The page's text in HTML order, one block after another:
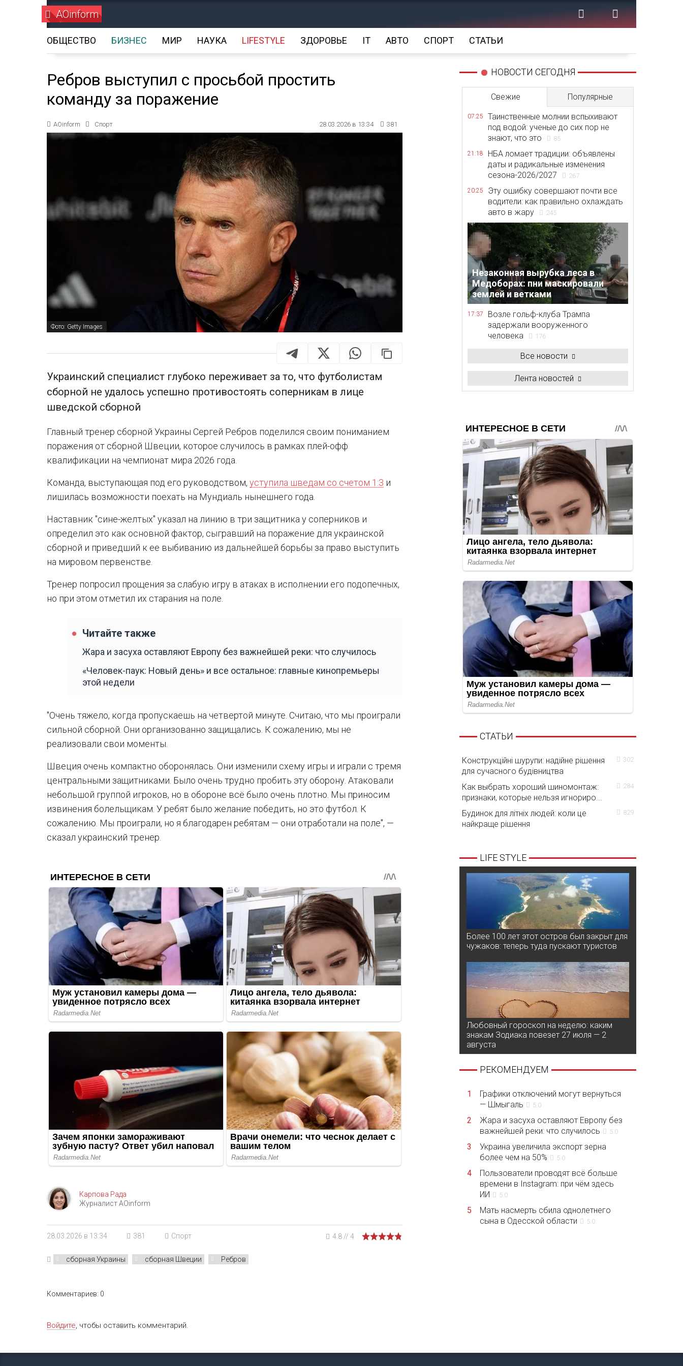
AOinform
ОБЩЕСТВО БИЗНЕС МИР НАУКА LIFESTYLE ЗДОРОВЬЕ IT АВТО СПОРТ СТАТЬИ
Ребров выступил с просьбой простить
команду за поражение
AOinform Спорт 28.03.2026 в 13:34 381
Фото: Getty Images
Украинский специалист глубоко переживает за то, что футболистам
сборной не удалось успешно противостоять соперникам в лице
шведской сборной
Главный тренер сборной Украины Сергей Ребров поделился своим пониманием
поражения от сборной Швеции, которое случилось в рамках плей-офф
квалификации на чемпионат мира 2026 года.
Команда, выступающая под его руководством, уступила шведам со счетом 1:3 и
лишилась возможности поехать на Мундиаль нынешнего года.
Наставник "сине-желтых" указал на линию в три защитника у соперников и
определил это как основной фактор, сыгравший на поражение для украинской
сборной и приведший к ее выбиванию из дальнейшей борьбы за право выступить
на мировом первенстве.
Тренер попросил прощения за слабую игру в атаках в исполнении его подопечных,
но при этом отметил их старания на поле.
Читайте также
Жара и засуха оставляют Европу без важнейшей реки: что случилось
«Человек-паук: Новый день» и все остальное: главные кинопремьеры
этой недели
"Очень тяжело, когда пропускаешь на четвертой минуте. Считаю, что мы проиграли
сильной сборной. Они организованно защищались. К сожалению, мы не
реализовали свои моменты.
Швеция очень компактно оборонялась. Они изменили схему игры и играли с тремя
центральными защитниками. Было очень трудно пробить эту оборону. Атаковали
небольшой группой игроков, но в обороне всё было очень плотно. Мы приносим
извинения болельщикам. У ребят было желание победить, но это футбол. К
сожалению. Мы проиграли, но я благодарен ребятам — они отработали на поле", —
сказал украинский тренер.
Карпова Рада
Журналист AOinform
28.03.2026 в 13:34 381 Спорт 4.8 // 4
сборная Украины сборная Швеции Ребров
Комментариев: 0
Войдите, чтобы оставить комментарий.
НОВОСТИ СЕГОДНЯ
Свежие Популярные
07:25
Таинственные молнии вспыхивают
под водой: ученые до сих пор не
знают, что это
85
21:18
НБА ломает традиции: объявлены
даты и радикальные изменения
сезона-2026/2027
267
20:25
Эту ошибку совершают почти все
водители: как правильно охлаждать
авто в жару
245
Незаконная вырубка леса в
Медоборах: пни маскировали
землей и ветками
17:37
Возле гольф-клуба Трампа
задержали вооруженного
человека
176
Все новости
Лента новостей
СТАТЬИ
Конструкційні шурупи: надійне рішення
для сучасного будівництва
302
Как выбрать хороший шиномонтаж:
признаки, которые нельзя игнориро...
284
Будинок для літніх людей: коли це
найкраще рішення
829
LIFE STYLE
Более 100 лет этот остров был закрыт для
чужаков: теперь туда пускают туристов
Любовный гороскоп на неделю: каким
знакам Зодиака повезет 27 июля — 2
августа
РЕКОМЕНДУЕМ
1
Графики отключений могут вернуться
— Шмыгаль
5.0
2
Жара и засуха оставляют Европу без
важнейшей реки: что случилось
5.0
3
Украина увеличила экспорт зерна
более чем на 50%
5.0
4
Пользователи проводят всё больше
времени в Instagram: при чём здесь
ИИ
5.0
5
Мать насмерть сбила однолетнего
сына в Одесской области
5.0